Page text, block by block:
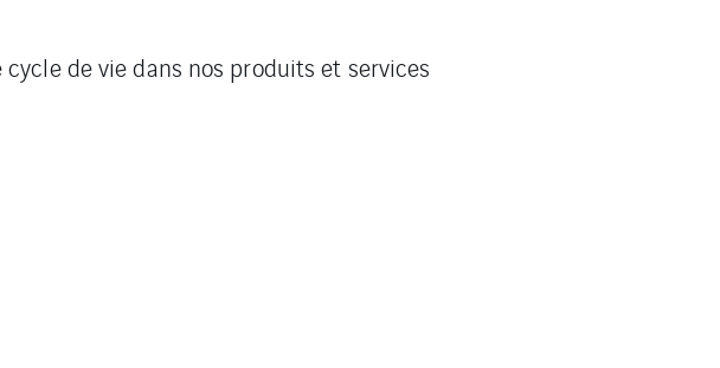
de vie dans nos produits et services